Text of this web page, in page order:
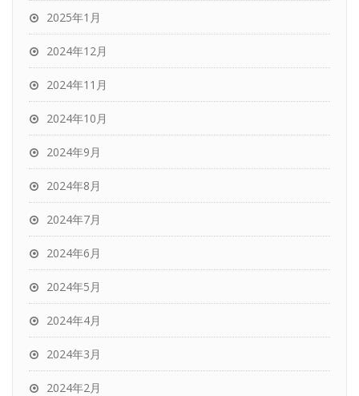
2025年1月
2024年12月
2024年11月
2024年10月
2024年9月
2024年8月
2024年7月
2024年6月
2024年5月
2024年4月
2024年3月
2024年2月